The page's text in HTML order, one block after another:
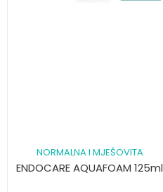
NORMALNA I MJEŠOVITA
ENDOCARE AQUAFOAM 125ml